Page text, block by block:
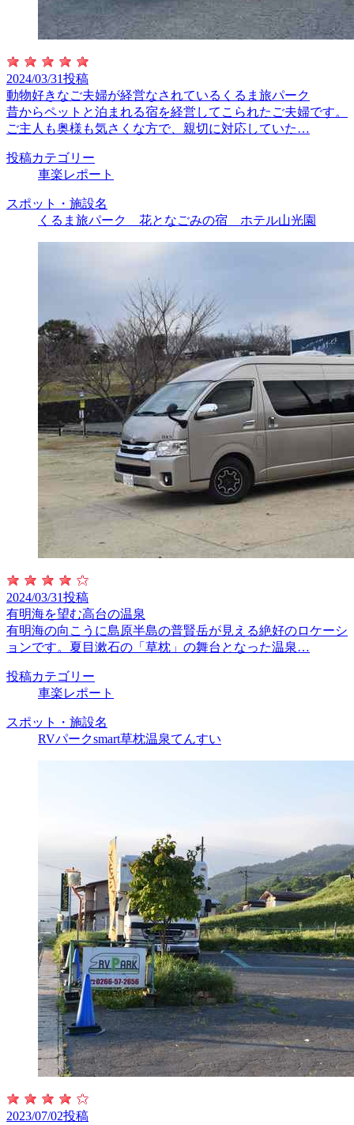
2024/03/31投稿
動物好きなご夫婦が経営なされているくるま旅パーク
昔からペットと泊まれる宿を経営してこられたご夫婦です。
ご主人も奥様も気さくな方で、親切に対応していた…
投稿カテゴリー
車楽レポート
スポット・施設名
くるま旅パーク 花となごみの宿 ホテル山光園
2024/03/31投稿
有明海を望む高台の温泉
有明海の向こうに島原半島の普賢岳が見える絶好のロケーシ
ョンです。夏目漱石の「草枕」の舞台となった温泉…
投稿カテゴリー
車楽レポート
スポット・施設名
RVパークsmart草枕温泉てんすい
2023/07/02投稿